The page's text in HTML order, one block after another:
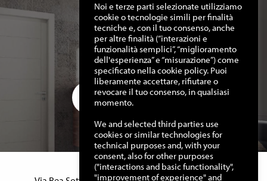
RICHIEDI I NOSTRI
CATALOGHI
CLICCA QUI
Manuello Design Srl
Noi e terze parti selezionate utilizziamo
cookie o tecnologie simili per finalità
tecniche e, con il tuo consenso, anche
per altre finalità (“interazioni e
funzionalità semplici”, “miglioramento
dell'esperienza” e “misurazione”) come
specificato nella cookie policy. Puoi
liberamente accettare, rifiutare o
revocare il tuo consenso, in qualsiasi
momento.
We and selected third parties use
cookies or similar technologies for
technical purposes and, with your
consent, also for other purposes
("interactions and basic functionality",
"improvement of experience" and